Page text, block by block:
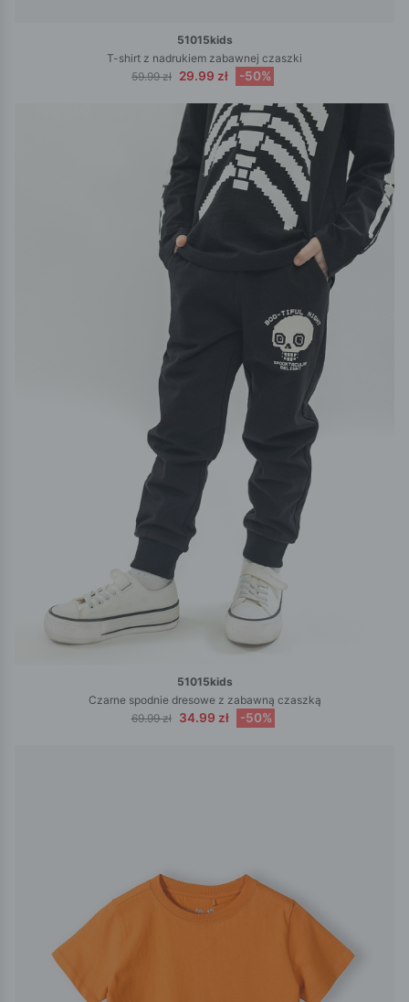
51015kids
T-shirt z nadrukiem zabawnej czaszki
59.99 zł 29.99 zł -50%
51015kids
Czarne spodnie dresowe z zabawną czaszką
69.99 zł
34.99 zł -50%